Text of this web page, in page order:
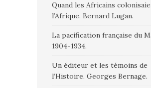
Quand les Africains
l’Afrique. Bernard Lugan.
La pacification française du
1904-1934.
Un éditeur et les témoins de
l’Histoire. Georges Bernage.